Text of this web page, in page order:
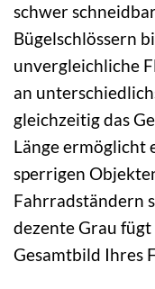
schwer
Bügelschlössern
unvergleichliche
an
gleichzeitig das
Länge ermöglicht
sperrigen
Fahrradständern
dezente Grau
Gesamtbild Ihres